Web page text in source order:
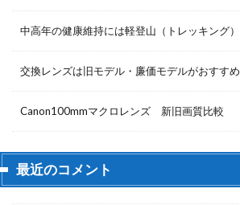
中高年の健康維持には軽登山（トレッキング）
交換レンズは旧モデル・廉価モデルがおすすめ
Canon100mmマクロレンズ 新旧画質比較
最近のコメント